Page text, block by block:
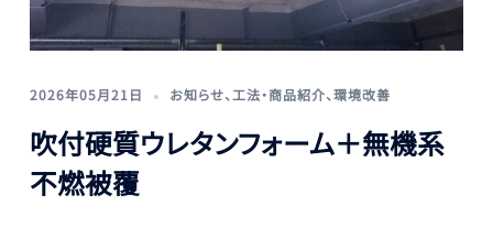
2026年05月21日 お知らせ、 工法・商品紹介、環境改善
吹付硬質ウレタンフォーム＋無機系
不燃被覆